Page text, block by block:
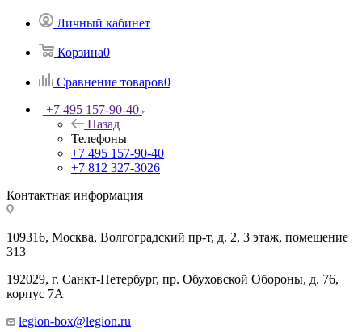
Личный кабинет
Корзина0
Сравнение товаров0
+7 495 157-90-40
Назад
Телефоны
+7 495 157-90-40
+7 812 327-3026
Контактная информация
109316, Москва, Волгоградский пр-т, д. 2, 3 этаж, помещение
313
192029, г. Санкт-Петербург, пр. Обуховской Обороны, д. 76,
корпус 7А
legion-box@legion.ru